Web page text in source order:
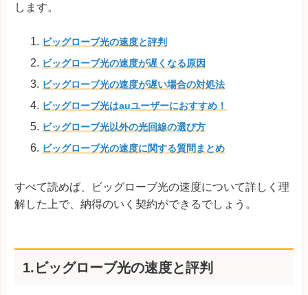
します。
ビッグローブ光の速度と評判
ビッグローブ光の速度が遅くなる原因
ビッグローブ光の速度が遅い場合の対処法
ビッグローブ光はauユーザーにおすすめ！
ビッグローブ光以外の光回線の選び方
ビッグローブ光の速度に関する質問まとめ
すべて読めば、ビッグローブ光の速度について詳しく理
解した上で、納得のいく契約ができるでしょう。
1.ビッグローブ光の速度と評判